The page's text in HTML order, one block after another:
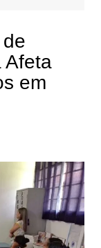
Afeta
em